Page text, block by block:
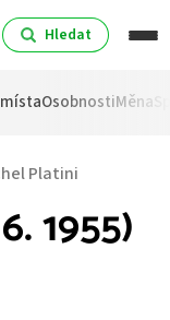
Hledat
OsobnostiMěna
Platini
1955)